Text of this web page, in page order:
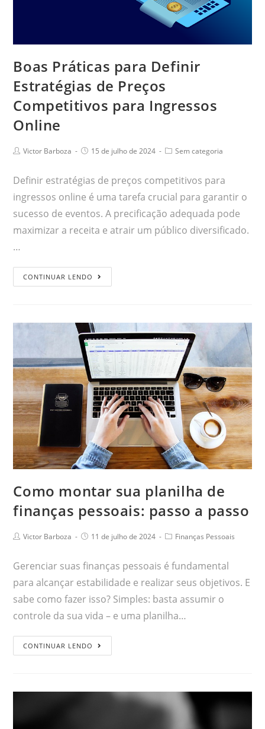
Boas Práticas para Definir
Estratégias de Preços
Competitivos para Ingressos
Online
Victor Barboza 15 de julho de 2024 Sem categoria
Definir estratégias de preços competitivos para
ingressos online é uma tarefa crucial para garantir o
sucesso de eventos. A precificação adequada pode
maximizar a receita e atrair um público diversificado.
…
CONTINUAR LENDO
Como montar sua planilha de
finanças pessoais: passo a passo
Victor Barboza 11 de julho de 2024 Finanças Pessoais
Gerenciar suas finanças pessoais é fundamental
para alcançar estabilidade e realizar seus objetivos. E
sabe como fazer isso? Simples: basta assumir o
controle da sua vida – e uma planilha…
CONTINUAR LENDO